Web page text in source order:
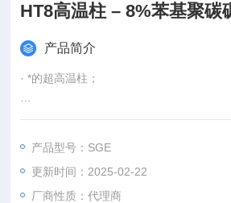
HT8高温柱 – 8%苯基聚碳
产品简介
· *的超高温柱；
· 适用于多氯联苯（PCB）分析；
· 根据PCB邻位上取代基和沸点来分离；
产品型号：SGE
更新时间：2025-02-22
厂商性质：代理商